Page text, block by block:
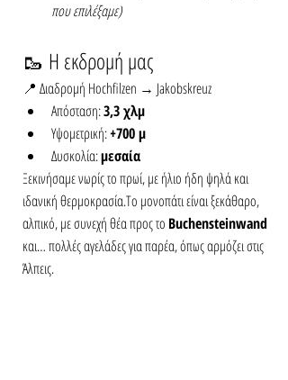
που επιλέξαμε)
🥾 Η εκδρομή μας
📍 Διαδρομή Hochfilzen → Jakobskreuz
Απόσταση: 3,3 χλμ
Υψομετρική: +700 μ
Δυσκολία: μεσαία
Ξεκινήσαμε νωρίς το πρωί, με ήλιο ήδη ψηλά και
ιδανική θερμοκρασία.Το μονοπάτι είναι ξεκάθαρο,
αλπικό, με συνεχή θέα προς το Buchensteinwand
και… πολλές αγελάδες για παρέα, όπως αρμόζει στις
Άλπεις.